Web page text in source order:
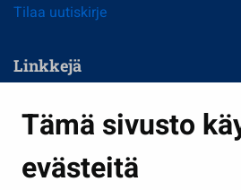
Tämä sivusto
evästeitä
Tilaa uutiskirje
Linkkejä
Kasvatus ja opetus
Kulttuuri ja liikunta